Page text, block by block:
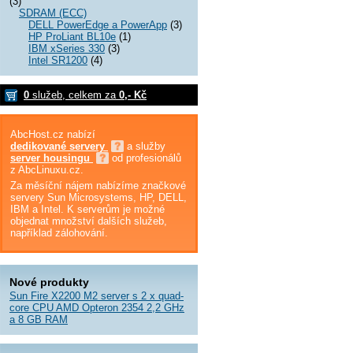
SDRAM (ECC)
DELL PowerEdge a PowerApp (3)
HP ProLiant BL10e (1)
IBM xSeries 330 (3)
Intel SR1200 (4)
0 služeb, celkem za 0,- Kč
AbcHost.cz nabízí
dedikované servery
a služby
server housingu
od profesionálů
z AbcLinuxu.cz.
Za měsíční nájem nabízíme značkové
servery Sun Microsystems, HP, DELL,
IBM a Intel. K serverům je možné
objednat množství dalších služeb,
například zálohování.
Nové produkty
Sun Fire X2200 M2 server s 2 x quad-
core CPU AMD Opteron 2354 2,2 GHz
a 8 GB RAM